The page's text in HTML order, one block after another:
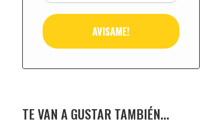
TE VAN A GUSTAR TAMBIÉN...